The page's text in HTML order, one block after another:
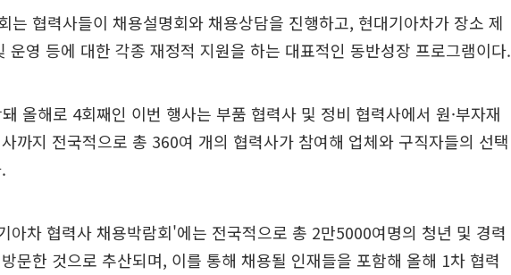
는 협력사들이 채용설명회와 채용상담을 진행하고, 현대기아차가 장소 제
운영 등에 대한 각종 재정적 지원을 하는 대표적인 동반성장 프로그램이다.
올해로 4회째인 이번 행사는 부품 협력사 및 정비 협력사에서 원·부자재
까지 전국적으로 총 360여 개의 협력사가 참여해 업체와 구직자들의 선택
아차 협력사 채용박람회'에는 전국적으로 총 2만5000여명의 청년 및 경력
문한 것으로 추산되며, 이를 통해 채용될 인재들을 포함해 올해 1차 협력